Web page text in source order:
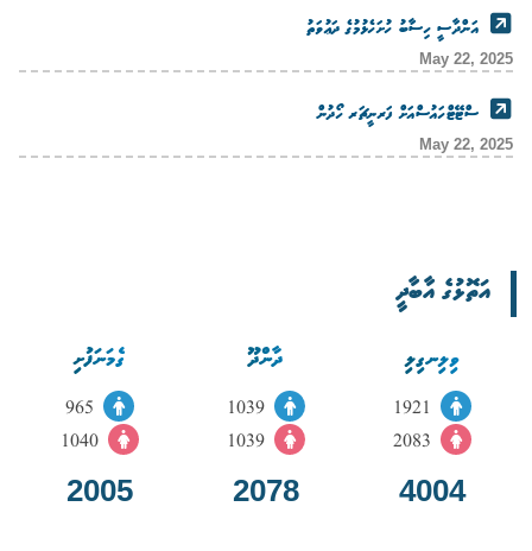
އަންދާސީ ހިސާބު ހުށަހެޅުމުގެ ދަޢުވަތު
May 22, 2025
ސްޓޭޓްހައުސްއަށް ފަރނީޗަރ ހޯދުން
May 22, 2025
އަތޮޅުގެ އާބާދީ
ވިލިނގިލި
1921
2083
4004
ދާންދޫ
1039
1039
2078
ގެމަނަފުށި
1040
2005